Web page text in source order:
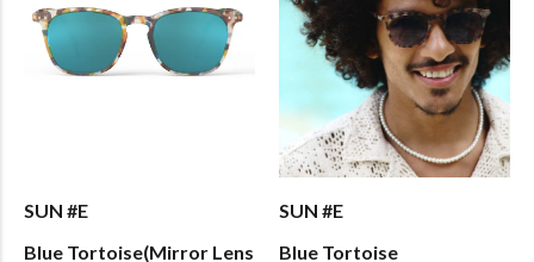
SUN #E
Blue Tortoise(Mirror Lens
SUN #E
Blue Tortoise